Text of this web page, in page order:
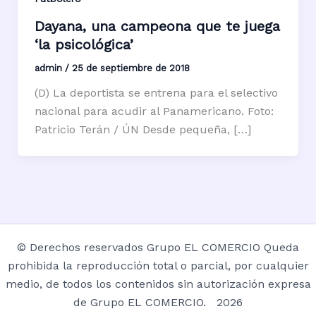
Dayana, una campeona que te juega
‘la psicológica’
admin / 25 de septiembre de 2018
(D) La deportista se entrena para el selectivo
nacional para acudir al Panamericano. Foto:
Patricio Terán / ÚN Desde pequeña, […]
© Derechos reservados Grupo EL COMERCIO Queda
prohibida la reproducción total o parcial, por cualquier
medio, de todos los contenidos sin autorización expresa
de Grupo EL COMERCIO. 2026